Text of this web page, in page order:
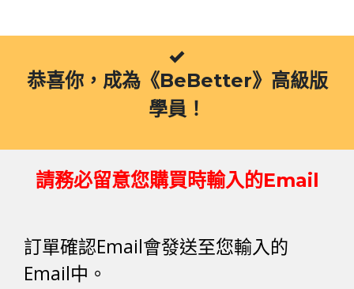
恭喜你，成為《BeBetter》高級版
學員！
請務必留意您購買時輸入的Email
訂單確認Email會發送至您輸入的
Email中。